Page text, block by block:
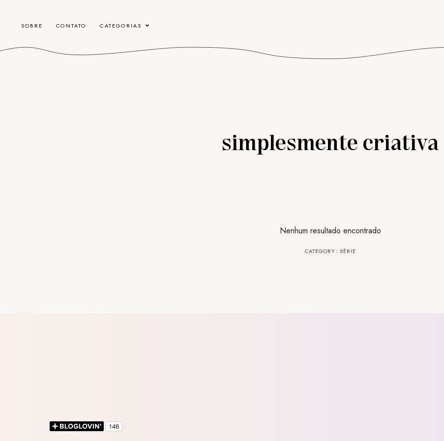
SOBRE CONTATO CATEGORIAS
simplesmente criativa
Nenhum resultado encontrado
CATEGORY: SÉRIE